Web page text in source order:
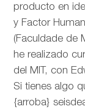
producto en
y Factor
(Faculdade de
he realizado
del MIT, con
Si tienes algo
{arroba}